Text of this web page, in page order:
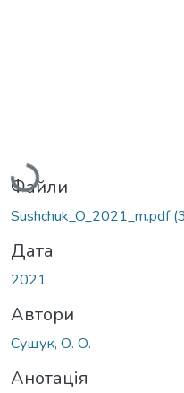
Вантажиться...
Файли
Sushchuk_O_2021_m.pdf
Дата
2021
Автори
Сущук, О. О.
Анотація